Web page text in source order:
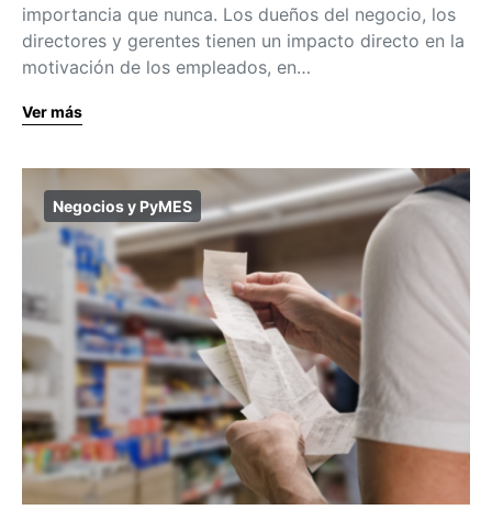
importancia que nunca. Los dueños del negocio, los
directores y gerentes tienen un impacto directo en la
motivación de los empleados, en…
Ver más
Negocios y PyMES